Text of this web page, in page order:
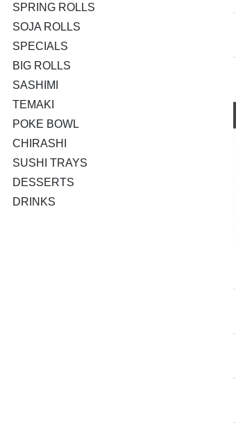
SPRING ROLLS
SOJA ROLLS
SPECIALS
BIG ROLLS
SASHIMI
TEMAKI
POKE BOWL
CHIRASHI
SUSHI TRAYS
DESSERTS
DRINKS